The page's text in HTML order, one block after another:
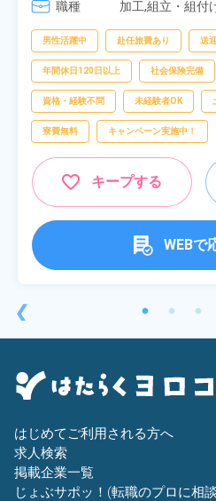
❮
職種
加工,組立・組付
男性活躍中 赴任旅費あり 送
年間休日120日以上 社会保険完備
資格・経験不問 未経験者OK
寮費無料 キャンペーン実施中！
キープする
WEBで
はじめてご利用される方へ
求人検索
掲載企業一覧
じょぶサポッ！(転職のプロに相